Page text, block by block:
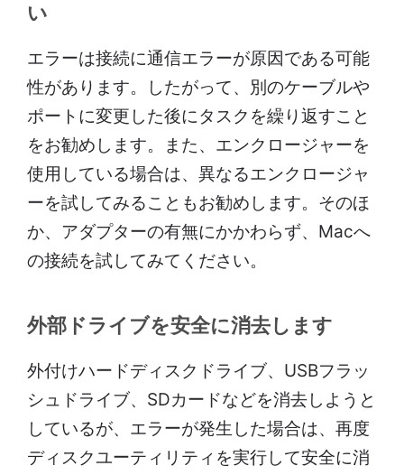
い
エラーは接続に通信エラーが原因である可能
性があります。したがって、別のケーブルや
ポートに変更した後にタスクを繰り返すこと
をお勧めします。また、エンクロージャーを
使用している場合は、異なるエンクロージャ
ーを試してみることもお勧めします。そのほ
か、アダプターの有無にかかわらず、Macへ
の接続を試してみてください。
外部ドライブを安全に消去します
外付けハードディスクドライブ、USBフラッ
シュドライブ、SDカードなどを消去しようと
しているが、エラーが発生した場合は、再度
ディスクユーティリティを実行して安全に消